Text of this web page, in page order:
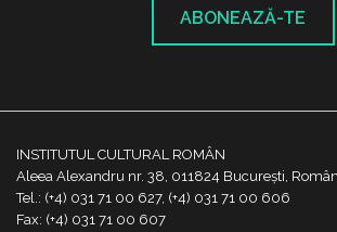
ABONEAZĂ-TE
INSTITUTUL CULTURAL ROMÂN
Aleea Alexandru nr. 38, 011824 București,
Tel.: (+4) 031 71 00 627, (+4) 031 71 00 606
Fax: (+4) 031 71 00 607